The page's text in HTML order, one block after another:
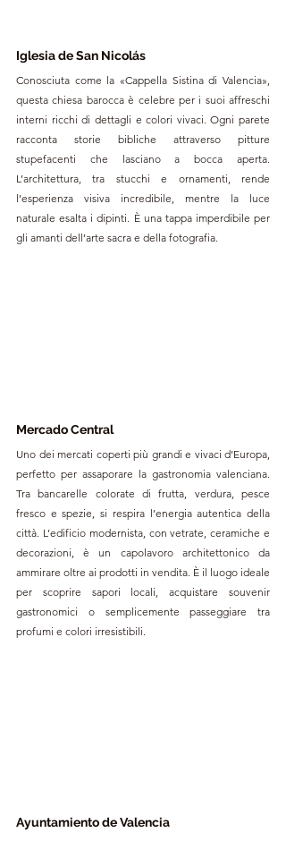
Iglesia de San Nicolás
Conosciuta come la «Cappella Sistina di Valencia»,
questa chiesa barocca è celebre per i suoi affreschi
interni ricchi di dettagli e colori vivaci. Ogni parete
racconta storie bibliche attraverso pitture
stupefacenti che lasciano a bocca aperta.
L’architettura, tra stucchi e ornamenti, rende
l’esperienza visiva incredibile, mentre la luce
naturale esalta i dipinti. È una tappa imperdibile per
gli amanti dell’arte sacra e della fotografia.
Mercado Central
Uno dei mercati coperti più grandi e vivaci d’Europa,
perfetto per assaporare la gastronomia valenciana.
Tra bancarelle colorate di frutta, verdura, pesce
fresco e spezie, si respira l’energia autentica della
città. L’edificio modernista, con vetrate, ceramiche e
decorazioni, è un capolavoro architettonico da
ammirare oltre ai prodotti in vendita. È il luogo ideale
per scoprire sapori locali, acquistare souvenir
gastronomici o semplicemente passeggiare tra
profumi e colori irresistibili.
Ayuntamiento de Valencia